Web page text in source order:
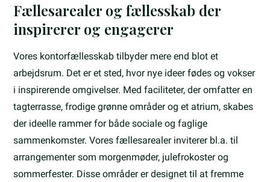
Fællesarealer og fællesskab der
inspirerer og engagerer
Vores kontorfællesskab tilbyder mere end blot et
arbejdsrum. Det er et sted, hvor nye ideer fødes og vokser
i inspirerende omgivelser. Med faciliteter, der omfatter en
tagterrasse, frodige grønne områder og et atrium, skabes
der ideelle rammer for både sociale og faglige
sammenkomster. Vores fællesarealer inviterer bl.a. til
arrangementer som morgenmøder, julefrokoster og
sommerfester. Disse områder er designet til at fremme